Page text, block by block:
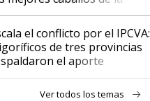
y los mitos que
hacen sufrir a estos
"Mientras me
yo seguí
currículum"
el conflicto por el IPCVA:
de tres provincias
el aporte
Ver todos los temas